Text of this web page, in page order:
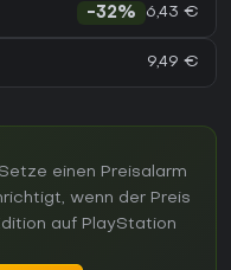
-32% 6,43 €
9,49 €
einen Preisalarm
wenn der Preis
auf PlayStation